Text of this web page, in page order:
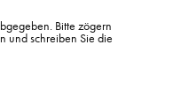
Bitte zögern
und schreiben Sie die